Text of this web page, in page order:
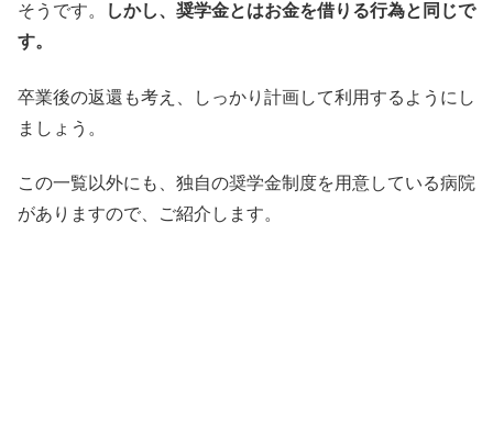
そうです。
しかし、奨学金とはお金を借りる行為と同じで
す。
卒業後の返還も考え、しっかり計画して利用するようにし
ましょう。
この一覧以外にも、独自の奨学金制度を用意している病院
がありますので、ご紹介します。